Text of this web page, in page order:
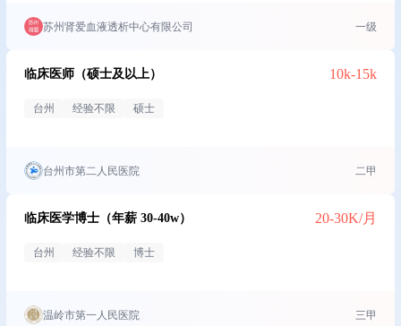
苏州肾爱血液透析中心有限公司 一级
临床医师（硕士及以上） 10k-15k
台州 经验不限 硕士
台州市第二人民医院 二甲
临床医学博士（年薪 30-40w） 20-30K/月
台州 经验不限 博士
温岭市第一人民医院 三甲